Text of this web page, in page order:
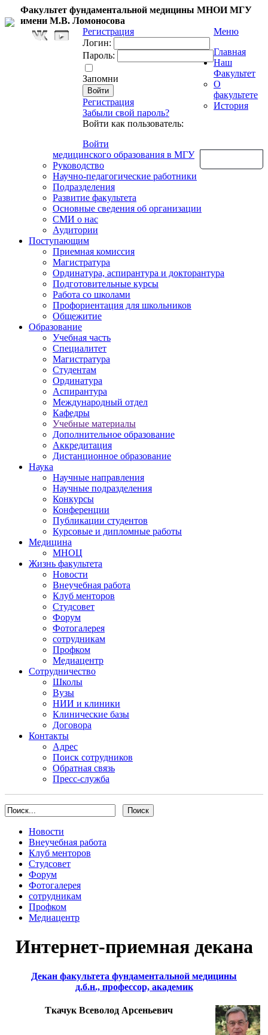
Факультет фундаментальной медицины МНОИ МГУ
имени М.В. Ломоносова
Регистрация
Логин:
Пароль:
Запомни
Регистрация
Забыли свой пароль?
Войти как пользователь:
Войти
Меню
Главная
Наш
Факультет
О
факультете
История
медицинского образования в МГУ
Руководство
Научно-педагогические работники
Подразделения
Развитие факультета
Основные сведения об организации
СМИ о нас
Аудитории
Поступающим
Приемная комиссия
Магистратура
Ординатура, аспирантура и докторантура
Подготовительные курсы
Работа со школами
Профориентация для школьников
Общежитие
Образование
Учебная часть
Специалитет
Магистратура
Студентам
Ординатура
Аспирантура
Международный отдел
Кафедры
Учебные материалы
Дополнительное образование
Аккредитация
Дистанционное образование
Наука
Научные направления
Научные подразделения
Конкурсы
Конференции
Публикации студентов
Курсовые и дипломные работы
Медицина
МНОЦ
Жизнь факультета
Новости
Внеучебная работа
Клуб менторов
Студсовет
Форум
Фотогалерея
сотрудникам
Профком
Медиацентр
Сотрудничество
Школы
Вузы
НИИ и клиники
Клинические базы
Договора
Контакты
Адрес
Поиск сотрудников
Обратная связь
Пресс-служба
Новости
Внеучебная работа
Клуб менторов
Студсовет
Форум
Фотогалерея
сотрудникам
Профком
Медиацентр
Интернет-приемная декана
Декан факультета фундаментальной медицины
д.б.н., профессор, академик
Ткачук Всеволод Арсеньевич